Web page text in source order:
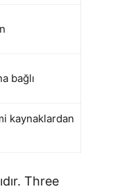
bağlı
kaynaklardan
Three